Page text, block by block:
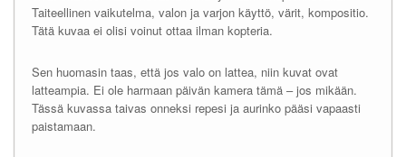
Taiteellinen vaikutelma, valon ja varjon käyttö, värit, kompositio.
Tätä kuvaa ei olisi voinut ottaa ilman kopteria.
Sen huomasin taas, että jos valo on lattea, niin kuvat ovat
latteampia. Ei ole harmaan päivän kamera tämä – jos mikään.
Tässä kuvassa taivas onneksi repesi ja aurinko pääsi vapaasti
paistamaan.